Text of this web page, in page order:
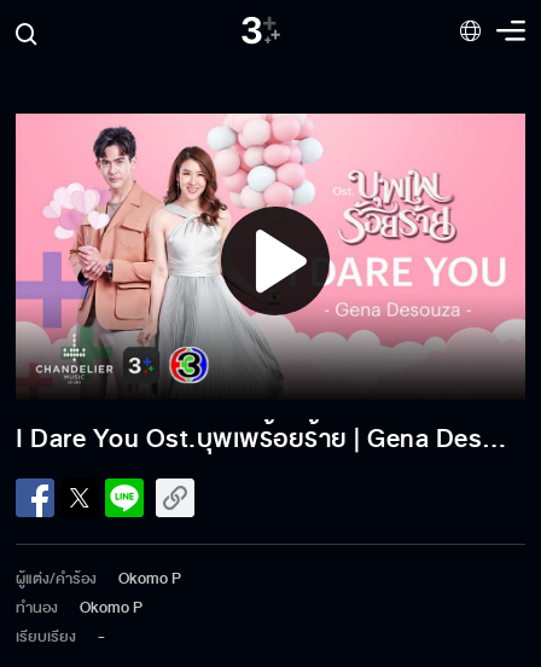
I Dare You Ost.บุพเพร้อยร้าย | Gena Desouza | Official MV
ผู้แต่ง/คำร้อง
Okomo P
ทำนอง
Okomo P
เรียบเรียง
-